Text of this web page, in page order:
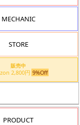
MECHANIC
STORE
販売中
Amazon 2,800円 9%Off
PRODUCT